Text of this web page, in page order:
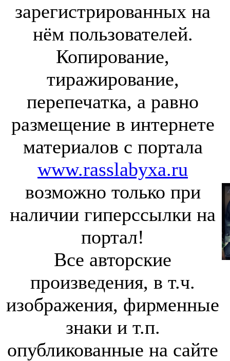
зарегистрированных на
нём пользователей.
Копирование,
тиражирование,
перепечатка, а равно
размещение в интернете
материалов с портала
www.rasslabyxa.ru
возможно только при
наличии гиперссылки на
портал!
Все авторские
произведения, в т.ч.
изображения, фирменные
знаки и т.п.
опубликованные на сайте